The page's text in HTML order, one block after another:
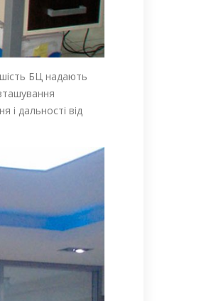
БЦ надають
і дальності від